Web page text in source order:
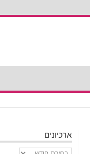
ארכיונים
ארכיונים